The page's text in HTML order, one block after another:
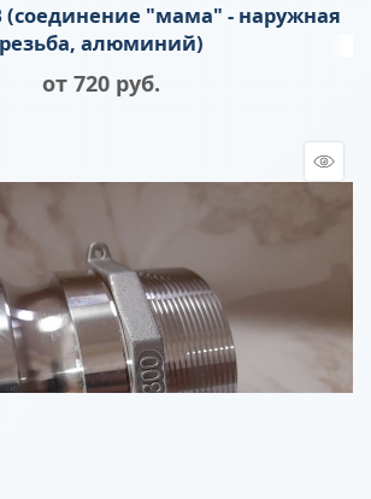
(соединение "мама" - наружная
резьба, алюминий)
от 720 руб.